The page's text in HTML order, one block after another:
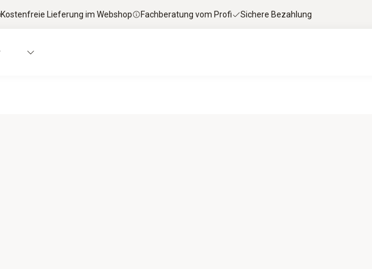
Kostenfreie Lieferung im Webshop Fachberatung vom Profi Sichere Bezahlung